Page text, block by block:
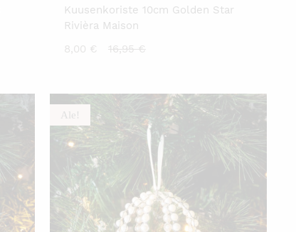
Kuusenkoriste 10cm Golden Star
Rivièra Maison
8,00 €
Nykyinen
8,00 €.
16,95€Alkuperäinen
16,95 €.
Ale!